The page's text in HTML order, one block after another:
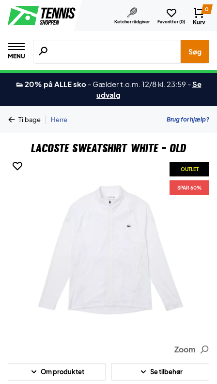
Ketcher rådgiver Favoritter (0)
0
Kurv
MENU
Søg efter produkter, mærker etc.
Søg
👟 20% på ALLE sko - Gælder t.o.m. 12/8 kl. 23:59 -Se
udvalg
Tilbage | Herre Brug for hjælp?
Lacoste Sweatshirt White - OLD
OUTLET
SPAR 60%
Zoom
Om produktet Se tilbehør